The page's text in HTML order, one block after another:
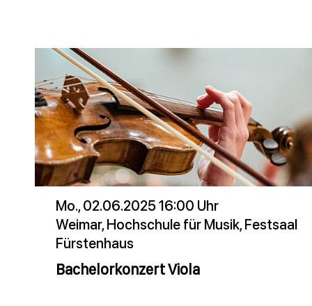
Mo., 02.06.2025 16:00 Uhr
Weimar, Hochschule für Musik, Festsaal
Fürstenhaus
Bachelorkonzert Viola